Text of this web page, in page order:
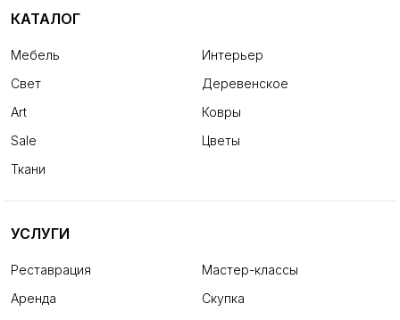
КАТАЛОГ
Мебель
Интерьер
Свет
Деревенское
Art
Ковры
Sale
Цветы
Ткани
УСЛУГИ
Реставрация
Мастер-классы
Аренда
Скупка